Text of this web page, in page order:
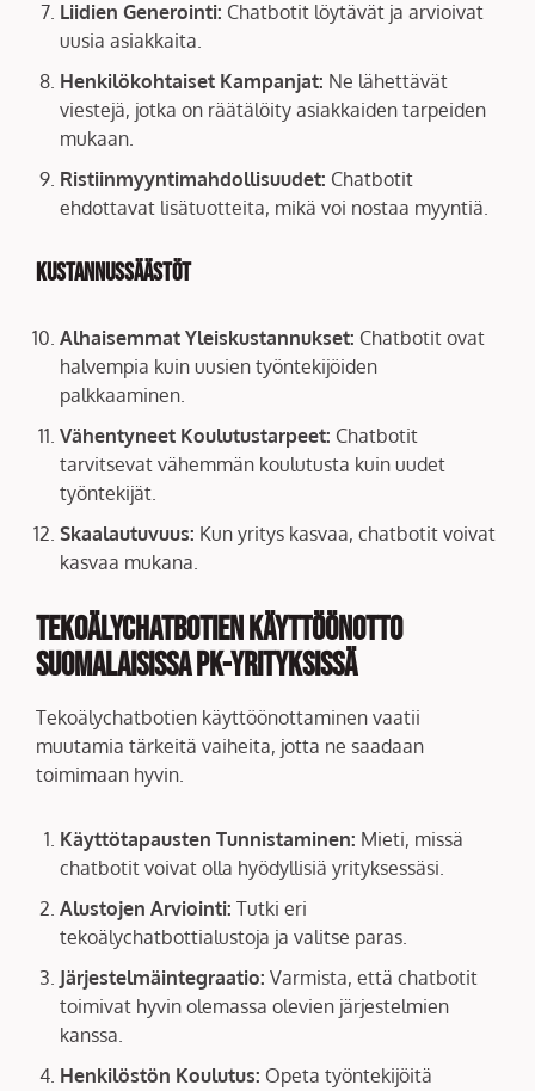
Liidien Generointi: Chatbotit löytävät ja arvioivat
uusia asiakkaita.
Henkilökohtaiset Kampanjat: Ne lähettävät
viestejä, jotka on räätälöity asiakkaiden tarpeiden
mukaan.
Ristiinmyyntimahdollisuudet: Chatbotit
ehdottavat lisätuotteita, mikä voi nostaa myyntiä.
Kustannussäästöt
Alhaisemmat Yleiskustannukset: Chatbotit ovat
halvempia kuin uusien työntekijöiden
palkkaaminen.
Vähentyneet Koulutustarpeet: Chatbotit
tarvitsevat vähemmän koulutusta kuin uudet
työntekijät.
Skaalautuvuus: Kun yritys kasvaa, chatbotit voivat
kasvaa mukana.
Tekoälychatbotien Käyttöönotto
Suomalaisissa PK-yrityksissä
Tekoälychatbotien käyttöönottaminen vaatii
muutamia tärkeitä vaiheita, jotta ne saadaan
toimimaan hyvin.
Käyttötapausten Tunnistaminen: Mieti, missä
chatbotit voivat olla hyödyllisiä yrityksessäsi.
Alustojen Arviointi: Tutki eri
tekoälychatbottialustoja ja valitse paras.
Järjestelmäintegraatio: Varmista, että chatbotit
toimivat hyvin olemassa olevien järjestelmien
kanssa.
Henkilöstön Koulutus: Opeta työntekijöitä